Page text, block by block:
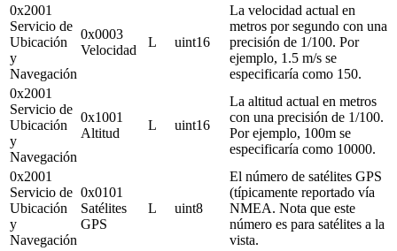
0x2001
Servicio de
Ubicación
y
Navegación
0x0003
Velocidad
L uint16
La velocidad actual en
metros por segundo con una
precisión de 1/100. Por
ejemplo, 1.5 m/s se
especificaría como 150.
0x2001
Servicio de
Ubicación
y
Navegación
0x1001
Altitud
L uint16
La altitud actual en metros
con una precisión de 1/100.
Por ejemplo, 100m se
especificaría como 10000.
0x2001
Servicio de
Ubicación
y
Navegación
0x0101
Satélites
GPS
L uint8
El número de satélites GPS
(típicamente reportado vía
NMEA. Nota que este
número es para satélites a la
vista.